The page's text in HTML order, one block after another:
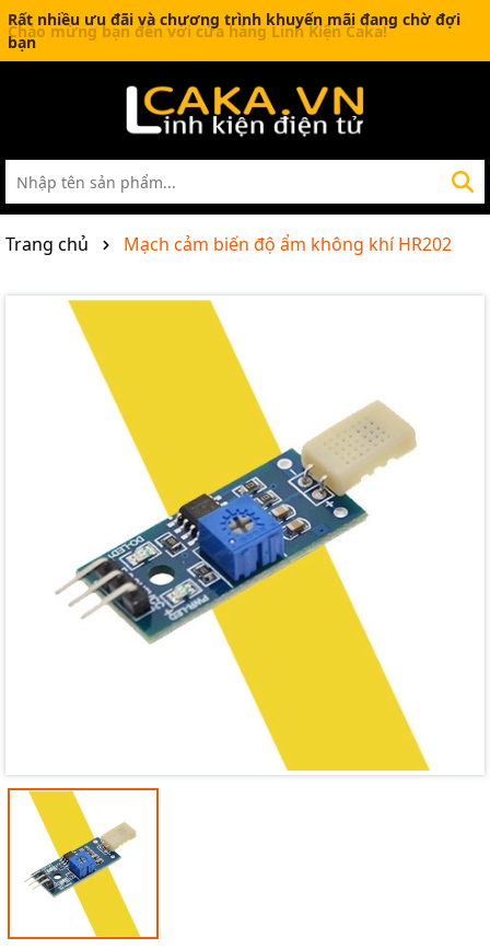
Rất nhiều ưu đãi và chương trình khuyến mãi đang chờ đợi
bạn
Trang chủ Mạch cảm biến độ ẩm không khí HR202